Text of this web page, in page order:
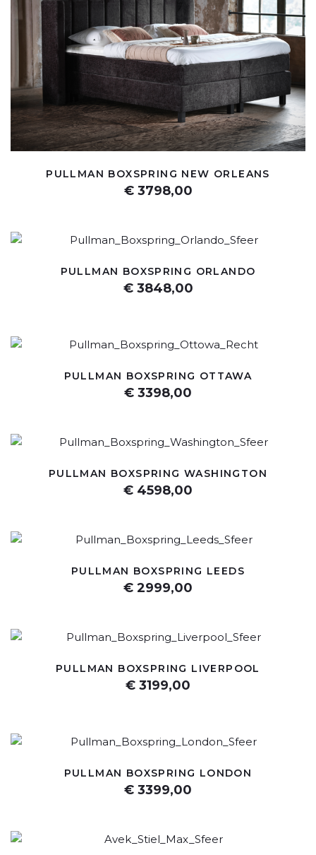
PULLMAN BOXSPRING NEW ORLEANS
€ 3798,00
PULLMAN BOXSPRING ORLANDO
€ 3848,00
PULLMAN BOXSPRING OTTAWA
€ 3398,00
PULLMAN BOXSPRING WASHINGTON
€ 4598,00
PULLMAN BOXSPRING LEEDS
€ 2999,00
PULLMAN BOXSPRING LIVERPOOL
€ 3199,00
PULLMAN BOXSPRING LONDON
€ 3399,00